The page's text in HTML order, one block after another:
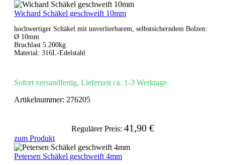
Wichard Schäkel geschweift 10mm
hochwertiger Schäkel mit unverlierbarem, selbstsicherndem Bolzen:
Ø 10mm
Bruchlast 5.200kg
Material: 316L-Edelstahl
Sofort versandfertig, Lieferzeit ca. 1-3 Werktage
Artikelnummer: 276205
Regulärer Preis: 41,90 €
zum Produkt
Petersen Schäkel geschweift 4mm